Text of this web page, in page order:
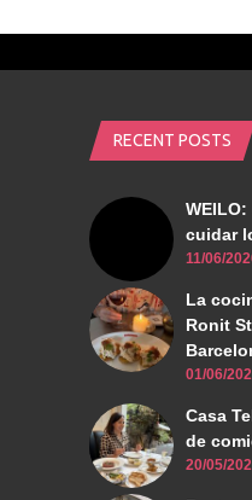
RECENT POSTS
cuidar
11/06/
La
Ronit
01/06/
Casa
de
20/05/